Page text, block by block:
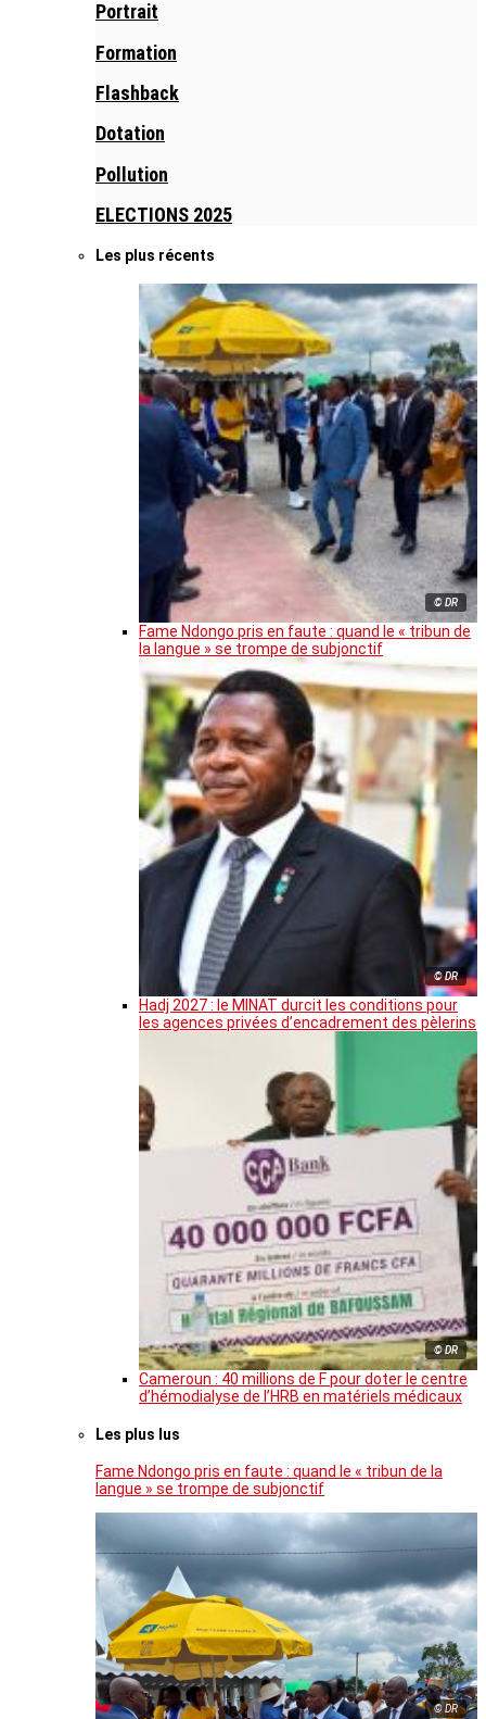
Portrait
Formation
Flashback
Dotation
Pollution
ELECTIONS 2025
Les plus récents
© DR
Fame Ndongo pris en faute : quand le « tribun de
la langue » se trompe de subjonctif
© DR
Hadj 2027 : le MINAT durcit les conditions pour
les agences privées d’encadrement des pèlerins
© DR
Cameroun : 40 millions de F pour doter le centre
d’hémodialyse de l’HRB en matériels médicaux
Les plus lus
Fame Ndongo pris en faute : quand le « tribun de la
langue » se trompe de subjonctif
© DR